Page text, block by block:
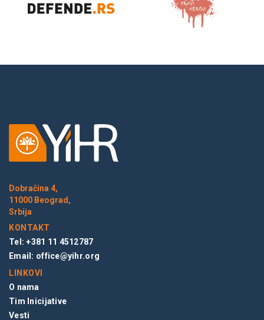
Dobračina 4,
11000 Beograd,
Srbija
KONTAKT
Tel: +381 11 4512787
Email: office@yihr.org
LINKOVI
O nama
Tim Inicijative
Vesti